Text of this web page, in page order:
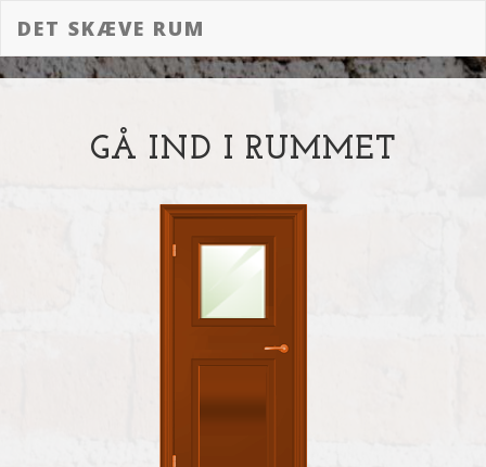
DET SKÆVE RUM
GÅ IND I RUMMET